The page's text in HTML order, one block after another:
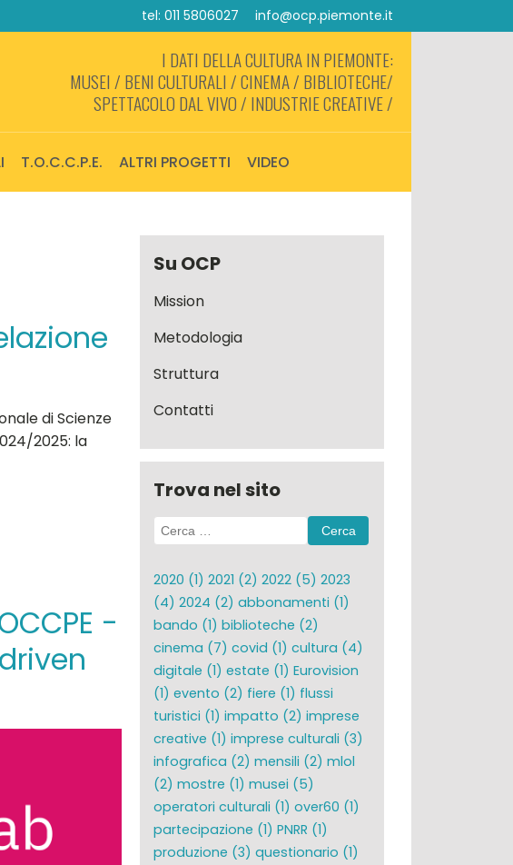
tel: 011 5806027 info@ocp.piemonte.it
I DATI DELLA CULTURA IN PIEMONTE:
MUSEI / BENI CULTURALI / CINEMA / BIBLIOTECHE/
SPETTACOLO DAL VIVO / INDUSTRIE CREATIVE /
T.O.C.C.P.E. ALTRI PROGETTI VIDEO
di Scienze
2025: la
-
Su OCP
Mission
Metodologia
Struttura
Contatti
Trova nel sito
Ricerca
per:
2020 (1) 2021 (2) 2022 (5) 2023
(4) 2024 (2) abbonamenti (1)
bando (1) biblioteche (2)
cinema (7) covid (1) cultura (4)
digitale (1) estate (1) Eurovision
(1) evento (2) fiere (1) flussi
turistici (1) impatto (2) imprese
creative (1) imprese culturali (3)
infografica (2) mensili (2) mlol
(2) mostre (1) musei (5)
operatori culturali (1) over60 (1)
partecipazione (1) PNRR (1)
produzione (3) questionario (1)